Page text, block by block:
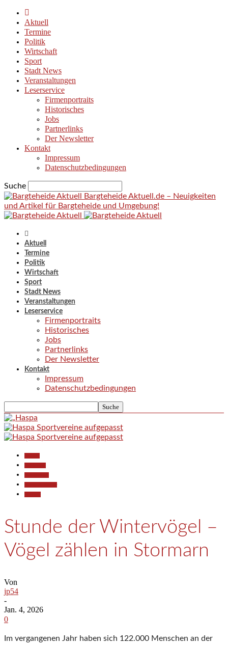
Aktuell
Termine
Politik
Wirtschaft
Sport
Stadt News
Veranstaltungen
Leserservice
Firmenportraits
Historisches
Jobs
Partnerlinks
Der Newsletter
Kontakt
Impressum
Datenschutzbedingungen
Suche
Bargteheide Aktuell.de – Neuigkeiten
und Artikel für Bargteheide und Umgebung!
Aktuell
Termine
Politik
Wirtschaft
Sport
Stadt News
Veranstaltungen
Leserservice
Firmenportraits
Historisches
Jobs
Partnerlinks
Der Newsletter
Kontakt
Impressum
Datenschutzbedingungen
Stunde der Wintervögel –
Vögel zählen in Stormarn
Von
jp54
-
Jan. 4, 2026
0
Im vergangenen Jahr haben sich 122.000 Menschen an der